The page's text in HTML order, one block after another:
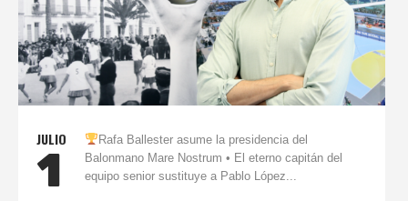
JULIO
1
Rafa Ballester asume la presidencia del
Balonmano Mare Nostrum • El eterno capitán del
equipo senior sustituye a Pablo López...